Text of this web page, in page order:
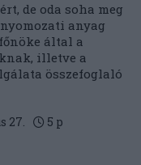
de oda soha meg
anyag
által a
illetve a
összefoglaló
27. 5 p